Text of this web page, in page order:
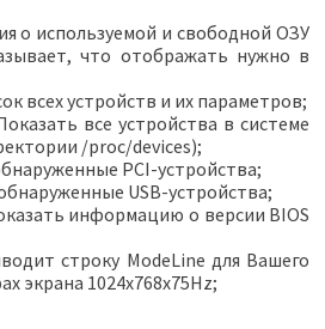
о используемой и свободной ОЗУ
что отображать нужно в
всех устройств и их параметров;
все устройства в системе
/proc/devices);
PCI-устройства;
USB-устройства;
информацию о версии BIOS
строку ModeLine для Вашего
экрана 1024x768x75Hz;